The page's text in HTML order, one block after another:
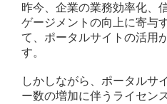
昨今、企業の業務効率化、
ゲージメントの向上に寄与
て、ポータルサイトの活用
す。
しかしながら、ポータルサ
ー数の増加に伴うライセン